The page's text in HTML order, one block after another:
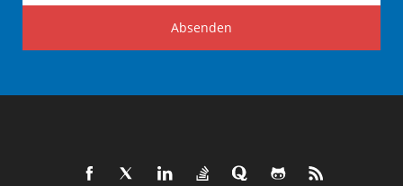
Absenden